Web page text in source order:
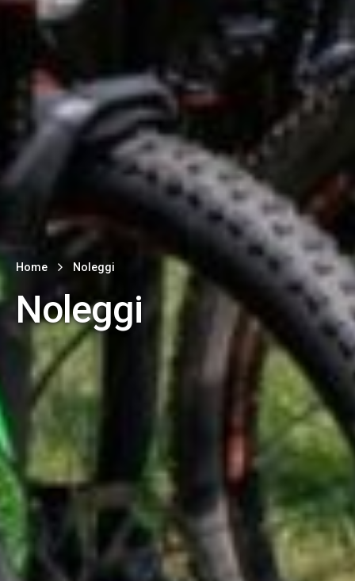
Home Noleggi
Noleggi